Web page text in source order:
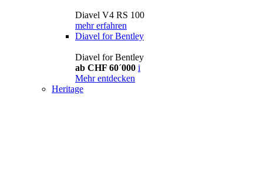
Diavel V4 RS 100
mehr erfahren
Diavel for Bentley
Diavel for Bentley
ab CHF 60´000 i
Mehr entdecken
Heritage